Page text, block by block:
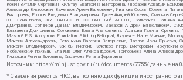
Ковин Виталий Сергеевич, Кильтау Екатерина Викторовна, Любарев Аркадий
Александр Викторович, Важенков Артем Валерьевич, Иванова София Юрьевна,
Викторович, Егоров Владимир Владимирович, Гусев Андрей Юрьевич, Смирнов
ЗП, Зона права, ЖУРНАЛИСТ-ИНОСТРАННЫЙ АГЕНТ, Вольтская Татьяна
Дмитриевна, Сотников Даниил Владимирович, Захаров Андрей Вячеславович,
Елизавета Дмитриевна, Соловьева Елена Анатольевна, Арапова Галина
Mason G.E.S. Anonymous Foundation, Stichting Bellingcat, Якутия – Наше Мнение,
Максим Александрович, Ветошкина Валерия Валерьевна, Павлов Иван Юрьевич,
Максим Владимирович, Как бы инагент, Кочетков Игорь Викторович, Иркутский
Нобелевский призыв, Еланчик Олег Александрович, Григорьева Алина
Гималова Регина Эмилевна, Хисамова Регина Фаритовна
Источник: https://minjust.gov.ru/ru/documents/7755/данные на
* Сведения реестра НКО, выполняющих функции иностранного